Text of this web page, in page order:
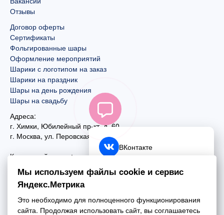
Отзывы
Договор оферты
Сертификаты
Фольгированные шары
Оформление мероприятий
Шарики с логотипом на заказ
Шарики на праздник
Шары на день рождения
Шары на свадьбу
Адреса:
г. Химки, Юбилейный пр-кт, д. 60
г. Москва, ул. Перовская, д. 59
Контактный номер:
+7 (495) 970-44-75
Почта:
mail@esta-fiesta.ru
ВКонтакте
Telegram
Обратный звонок
Мы используем файлы cookie и сервис
Яндекс.Метрика
Это необходимо для полноценного функционирования
сайта. Продолжая использовать сайт, вы соглашаетесь